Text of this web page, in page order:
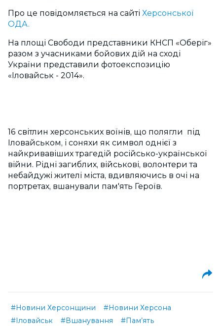
Про це повідомляється на сайті Херсонської
ОДА.
На площі Свободи представники КНСП «Оберіг»
разом з учасниками бойових дій на сході
України представили фотоекспозицію
«Іловайськ - 2014».
16 світлин херсонських воїнів, що полягли під
Іловайськом, і соняхи як символ однієї з
найкривавіших трагедій російсько-української
війни. Рідні загиблих, військові, волонтери та
небайдужі жителі міста, вдивляючись в очі на
портретах, вшанували пам'ять Героїв.
#Новини Херсонщини
#Новини Херсона
#Іловайськ
#Вшанування #Пам’ять